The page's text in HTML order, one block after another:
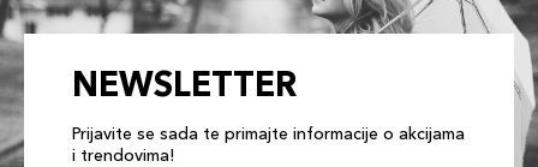
NEWSLETTER
Prijavite se sada te primajte informacije o akcijama
i trendovima!